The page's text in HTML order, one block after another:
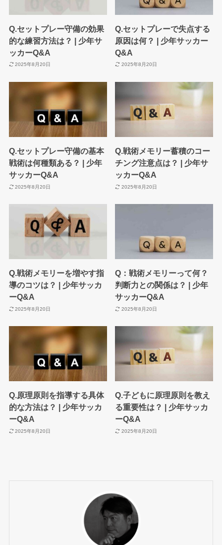
Q.セットプレー守備の効果
的な練習方法は？ | 少年サ
ッカーQ&A
2025年8月20日
Q.セットプレーで失点する
原因は何？ | 少年サッカー
Q&A
2025年8月20日
Q.セットプレー守備の基本
戦術は何種類ある？ | 少年
サッカーQ&A
2025年8月20日
Q.戦術メモリー蓄積のコー
チング注意点は？ | 少年サ
ッカーQ&A
2025年8月20日
Q.戦術メモリーを増やす指
導のコツは？ | 少年サッカ
ーQ&A
2025年8月20日
Q：戦術メモリーって何？
判断力との関係は？ | 少年
サッカーQ&A
2025年8月20日
Q.原理原則を指導する具体
的な方法は？ | 少年サッカ
ーQ&A
2025年8月20日
Q.子どもに原理原則を教え
る重要性は？ | 少年サッカ
ーQ&A
2025年8月20日